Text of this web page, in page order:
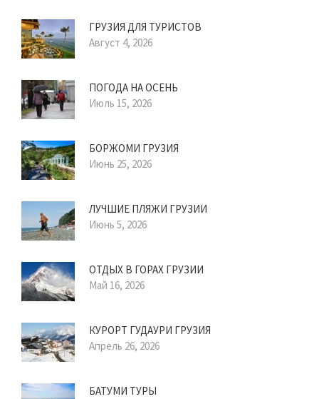
ГРУЗИЯ ДЛЯ ТУРИСТОВ
Август 4, 2026
ПОГОДА НА ОСЕНЬ
Июль 15, 2026
БОРЖОМИ ГРУЗИЯ
Июнь 25, 2026
ЛУЧШИЕ ПЛЯЖИ ГРУЗИИ
Июнь 5, 2026
ОТДЫХ В ГОРАХ ГРУЗИИ
Май 16, 2026
КУРОРТ ГУДАУРИ ГРУЗИЯ
Апрель 26, 2026
БАТУМИ ТУРЫ